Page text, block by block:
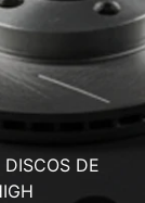
DISCOS DE